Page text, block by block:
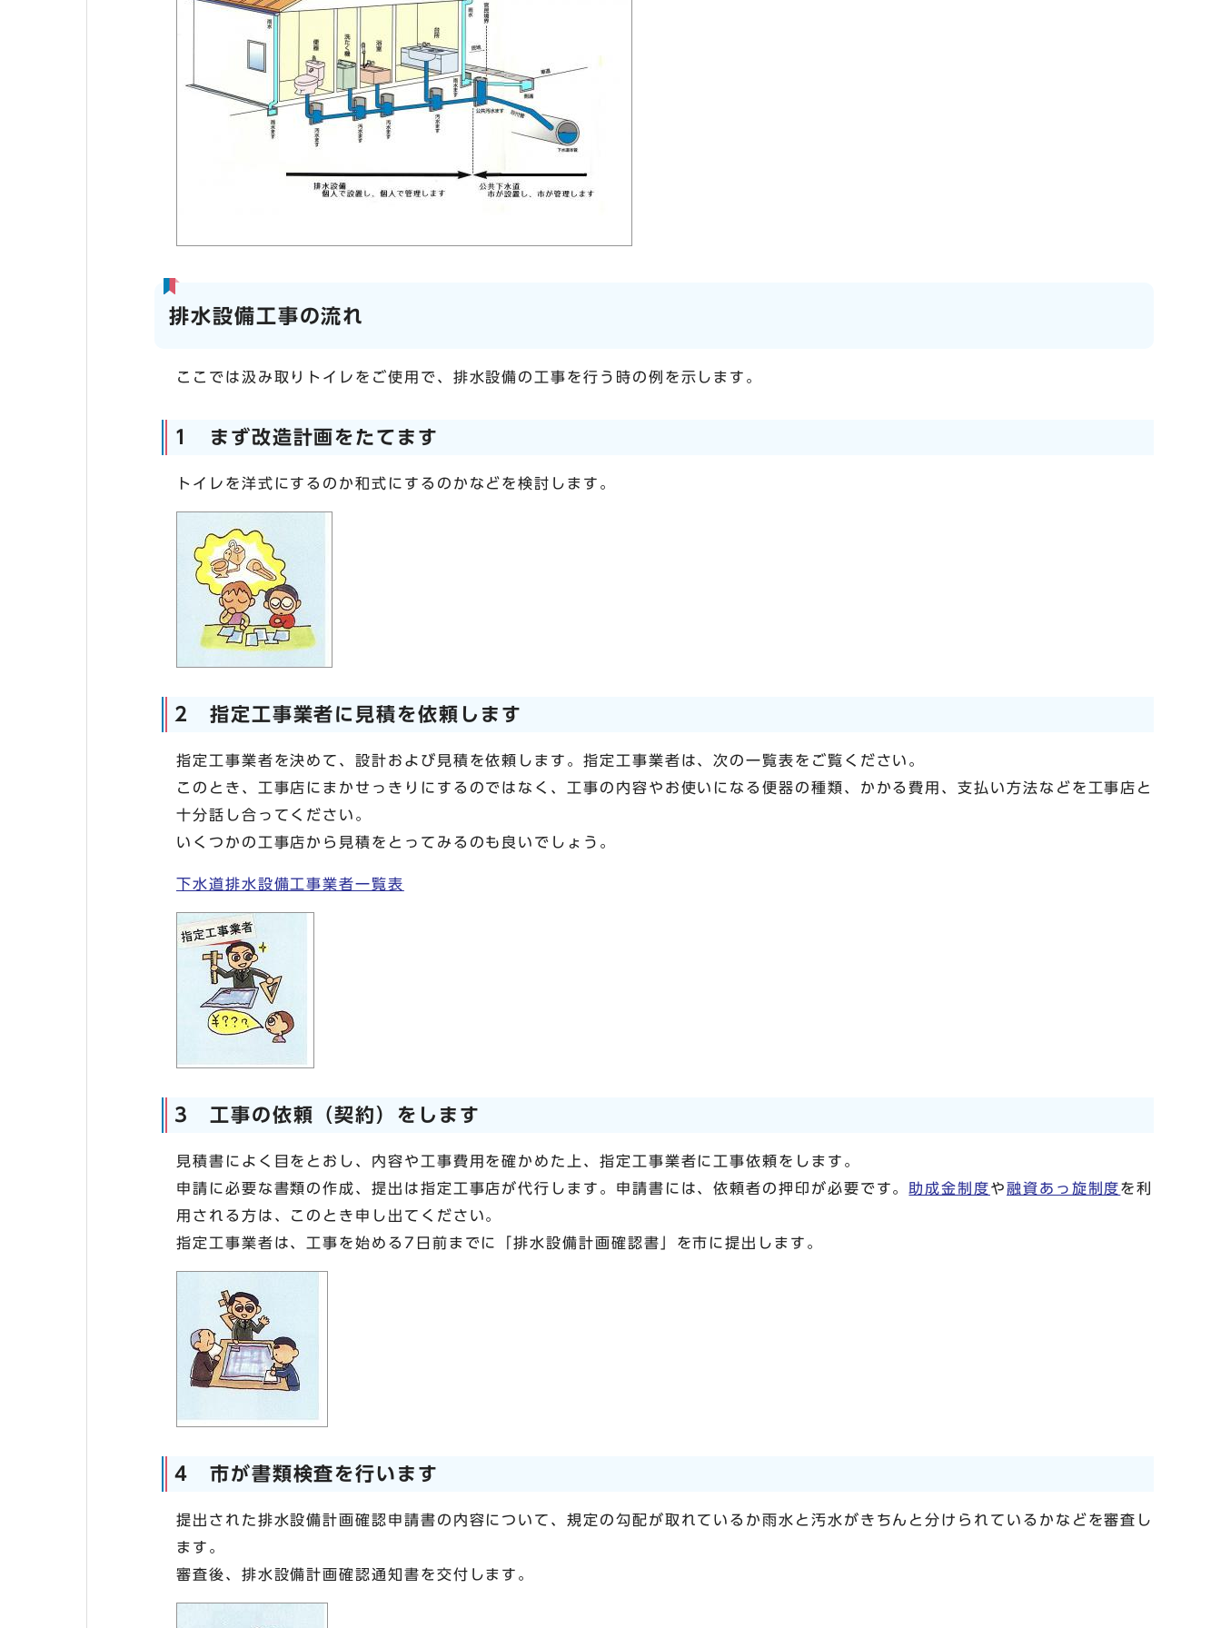
排水設備工事の流れ
ここでは汲み取りトイレをご使用で、排水設備の工事を行う時の例を示します。
1 まず改造計画をたてます
トイレを洋式にするのか和式にするのかなどを検討します。
2 指定工事業者に見積を依頼します
指定工事業者を決めて、設計および見積を依頼します。指定工事業者は、次の一覧表をご覧ください。
このとき、工事店にまかせっきりにするのではなく、工事の内容やお使いになる便器の種類、かかる費用、支払い方法などを工事店と
十分話し合ってください。
いくつかの工事店から見積をとってみるのも良いでしょう。
下水道排水設備工事業者一覧表
3 工事の依頼（契約）をします
見積書によく目をとおし、内容や工事費用を確かめた上、指定工事業者に工事依頼をします。
申請に必要な書類の作成、提出は指定工事店が代行します。申請書には、依頼者の押印が必要です。 助成金制度や 融資あっ旋制度を利
用される方は、このとき申し出てください。
指定工事業者は、工事を始める7日前までに「排水設備計画確認書」を市に提出します。
4 市が書類検査を行います
提出された排水設備計画確認申請書の内容について、規定の勾配が取れているか雨水と汚水がきちんと分けられているかなどを審査し
ます。
審査後、排水設備計画確認通知書を交付します。